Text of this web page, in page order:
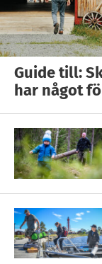
Guide till:
har något